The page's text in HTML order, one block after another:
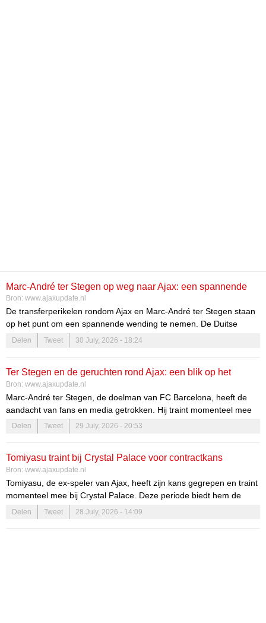
Marc-André ter Stegen op weg naar Ajax: een spannende
transfer in de maak
Bron: www.ajaxupdate.nl
De transferperikelen rondom Ajax en Marc-André ter Stegen staan
op het punt om een spannende wending te nemen. De Duitse
doelman is dichtbij een overstap naar de Amsterdamse club. Deze
transfer kan niet alleen de club een nieuwe impuls geven, maar ook
Ajax zich sterker profileren in zowel de Eredivisie als op het
Europese toneel.
Delen Tweet 30 July, 2026 - 18:24
Ter Stegen en de geruchten rond Ajax: een blik op het
trainingskamp van Barcelona
Bron: www.ajaxupdate.nl
Marc-André ter Stegen, de doelman van FC Barcelona, heeft de
aandacht van fans en media getrokken. Hij traint momenteel mee
met zijn team en deelt beelden van het trainingskamp. De
geruchten over een mogelijke transfer naar Ajax blijven echter
analisten.
Training en voorbereiding bij FC Barcelona
FC Barcelona heeft op 27 juli bevestigd dat Ter Stegen deelneemt
aan het trainingskamp in Engeland. Dit biedt hem de kans om zich
voor te bereiden op het nieuwe seizoen, dat vol uitdagingen en
Delen Tweet 29 July, 2026 - 20:53
Tomiyasu traint bij Crystal Palace voor contractkans
Bron: www.ajaxupdate.nl
Tomiyasu, de ex-speler van Ajax, heeft zijn kans gegrepen en traint
momenteel mee bij Crystal Palace. Deze periode biedt hem de
mogelijkheid om een contract te verdienen bij de club. De overgang
van Ajax naar Crystal Palace markeert een nieuw hoofdstuk in zijn
Delen Tweet 28 July, 2026 - 14:09